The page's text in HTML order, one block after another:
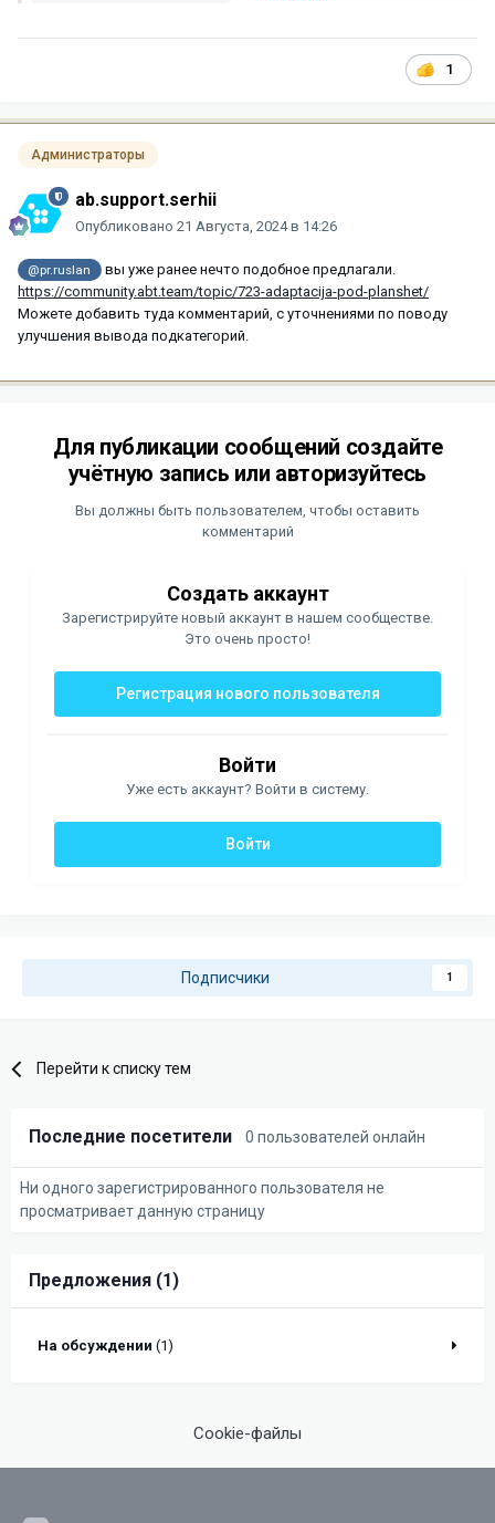
1
Администраторы
ab.support.serhii
Опубликовано 21 Августа, 2024 в 14:26
@pr.ruslan
вы уже ранее нечто подобное предлагали.
https://community.abt.team/topic/723-adaptacija-pod-planshet/
Можете добавить туда комментарий, с уточнениями по поводу
улучшения вывода подкатегорий.
Для публикации сообщений создайте
учётную запись или авторизуйтесь
Вы должны быть пользователем, чтобы оставить
комментарий
Создать аккаунт
Зарегистрируйте новый аккаунт в нашем сообществе.
Это очень просто!
Регистрация нового пользователя
Войти
Уже есть аккаунт? Войти в систему.
Войти
Подписчики 1
Перейти к списку тем
Последние посетители 0 пользователей онлайн
Ни одного зарегистрированного пользователя не
просматривает данную страницу
Предложения (1)
На обсуждении (1)
Cookie-файлы